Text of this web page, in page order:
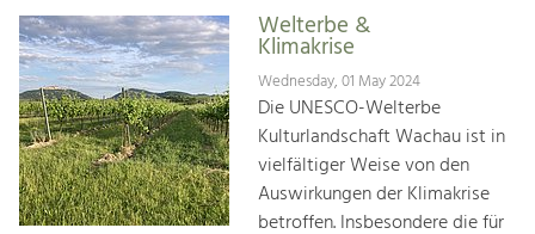
Increase in Regional Value Added.Welterbe &
Klimakrise
Wednesday, 01 May 2024
Die UNESCO-Welterbe
Kulturlandschaft Wachau ist in
vielfältiger Weise von den
Auswirkungen der Klimakrise
betroffen. Insbesondere die für